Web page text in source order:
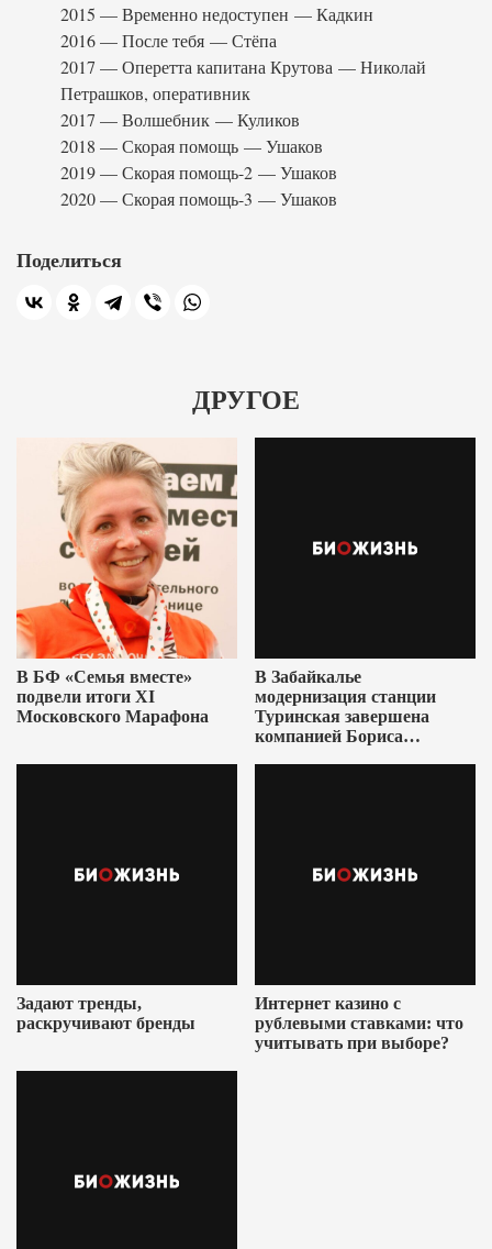
2015 — Временно недоступен — Кадкин
2016 — После тебя — Стёпа
2017 — Оперетта капитана Крутова — Николай
Петрашков, оперативник
2017 — Волшебник — Куликов
2018 — Скорая помощь — Ушаков
2019 — Скорая помощь-2 — Ушаков
2020 — Скорая помощь-3 — Ушаков
Поделиться
ДРУГОЕ
В БФ «Семья вместе»
подвели итоги XI
Московского Марафона
В Забайкалье
модернизация станции
Туринская завершена
компанией Бориса
Задают тренды,
раскручивают бренды
Интернет казино с
рублевыми ставками: что
учитывать при выборе?